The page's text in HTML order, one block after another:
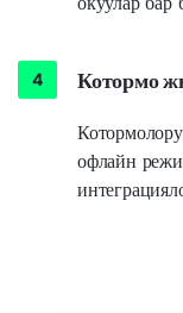
Котормо
офлайн